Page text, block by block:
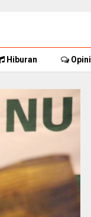
Hiburan Opini